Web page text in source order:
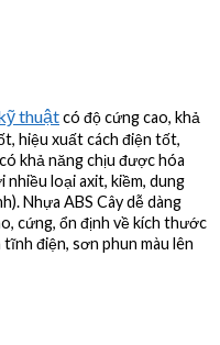
thuậtcó độ cứng cao, khả
hiệu xuất cách điện tốt,
khả năng chịu được hóa
nhiều loại axit, kiềm, dung
Nhựa ABS Cây dễ dàng
cứng, ổn định về kích thước
điện, sơn phun màu lên